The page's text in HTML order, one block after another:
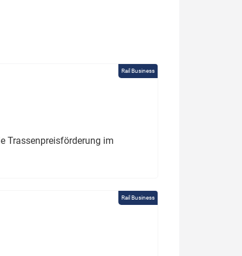
Rail Business
Trassenpreisförderung im
Rail Business